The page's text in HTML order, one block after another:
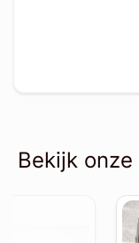
Bekijk onze